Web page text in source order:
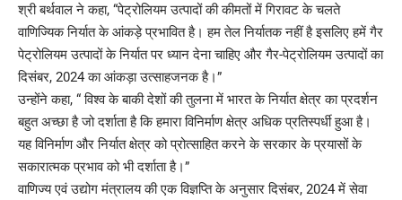
श्री बर्थवाल ने कहा, “पेट्रोलियम उत्पादों की कीमतों में गिरावट के चलते
वाणिज्यिक निर्यात के आंकड़े प्रभावित है। हम तेल निर्यातक नहीं है इसलिए हमें गैर
पेट्रोलियम उत्पादों के निर्यात पर ध्यान देना चाहिए और गैर-पेट्रोलियम उत्पादों का
दिसंबर, 2024 का आंकड़ा उत्साहजनक है।”
उन्होंने कहा, “ विश्व के बाकी देशों की तुलना में भारत के निर्यात क्षेत्र का प्रदर्शन
बहुत अच्छा है जो दर्शाता है कि हमारा विनिर्माण क्षेत्र अधिक प्रतिस्पर्धी हुआ है।
यह विनिर्माण और निर्यात क्षेत्र को प्रोत्साहित करने के सरकार के प्रयासों के
सकारात्मक प्रभाव को भी दर्शाता है।”
वाणिज्य एवं उद्योग मंत्रालय की एक विज्ञप्ति के अनुसार दिसंबर, 2024 में सेवा